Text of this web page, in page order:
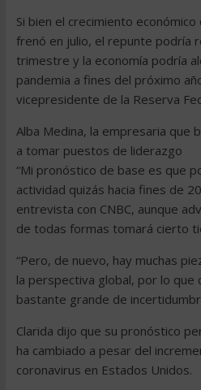
Si bien el crecimiento
frenó en julio, el repunte podría
trimestre y la economía podría
pandemia a fines del próximo
vicepresidente de la Reserva
Alba Medina, la empresaria que
a tomar puestos de liderazgo
“Mi pronóstico de base es que
actividad quizás hacia fines de
entrevista con CNBC, aunque
de todas formas tomará cierto
“Pero, de nuevo, hay muchas
la perspectiva global, por lo que
bastante grande de
Clarida dijo que su pronóstico
ha cambiado a pesar del
coronavirus en Estados Unidos.